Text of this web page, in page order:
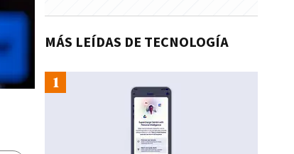
MÁS LEÍDAS DE TECNOLOGÍA